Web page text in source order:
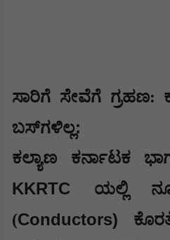
​ಸಾರಿಗೆ ಸೇವೆಗೆ ಗ್ರಹಣ:
ಬಸ್‌ಗಳಿಲ್ಲ:
​ಕಲ್ಯಾಣ ಕರ್ನಾಟಕ
KKRTC ಯಲ್ಲಿ
(Conductors)